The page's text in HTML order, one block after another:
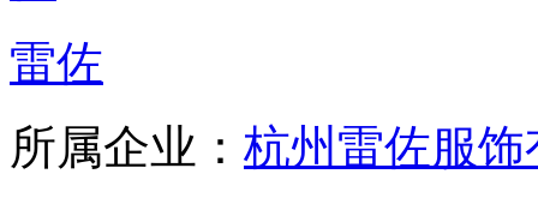
雷佐
所属企业： 杭州雷佐服